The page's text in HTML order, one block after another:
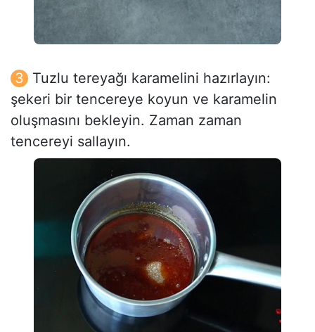
Tuzlu tereyağı karamelini hazırlayın:
şekeri bir tencereye koyun ve karamelin
oluşmasını bekleyin. Zaman zaman
tencereyi sallayın.